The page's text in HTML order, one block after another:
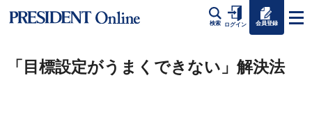
検索 ログイン 会員登録
「目標設定がうまくできない」解決法